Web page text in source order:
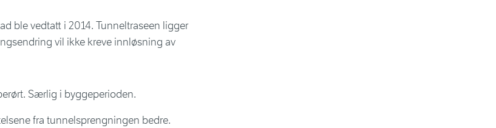
ble vedtatt i 2014. Tunneltraseen ligger
vil ikke kreve innløsning av
Særlig i byggeperioden.
fra tunnelsprengningen bedre.